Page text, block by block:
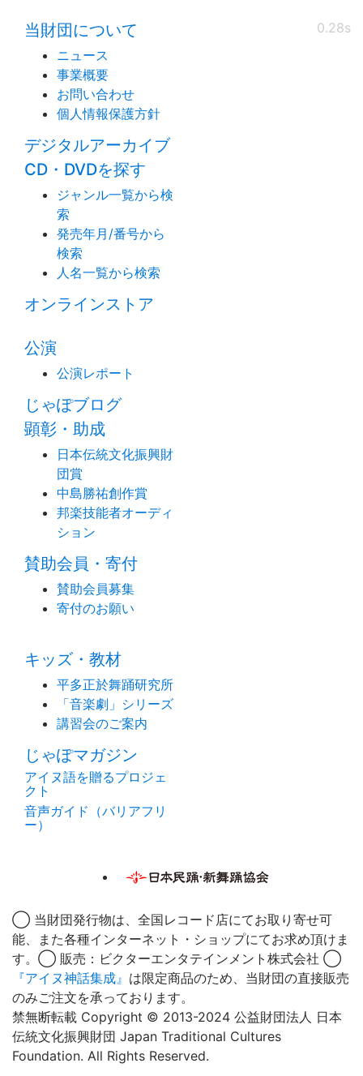
0.28s
当財団について
ニュース
事業概要
お問い合わせ
個人情報保護方針
デジタルアーカイブ
CD・DVDを探す
ジャンル一覧から検
索
発売年月/番号から
検索
人名一覧から検索
オンラインストア
公演
公演レポート
じゃぽブログ
顕彰・助成
日本伝統文化振興財
団賞
中島勝祐創作賞
邦楽技能者オーディ
ション
賛助会員・寄付
賛助会員募集
寄付のお願い
キッズ・教材
平多正於舞踊研究所
「音楽劇」シリーズ
講習会のご案内
じゃぽマガジン
アイヌ語を贈るプロジェ
クト
音声ガイド（バリアフリ
ー）
◯ 当財団発行物は、全国レコード店にてお取り寄せ可
能、また各種インターネット・ショップにてお求め頂けま
す。◯ 販売：ビクターエンタテインメント株式会社 ◯
『アイヌ神話集成』 は限定商品のため、当財団の直接販売
のみご注文を承っております。
禁無断転載 Copyright © 2013-2024 公益財団法人 日本
伝統文化振興財団 Japan Traditional Cultures
Foundation. All Rights Reserved.